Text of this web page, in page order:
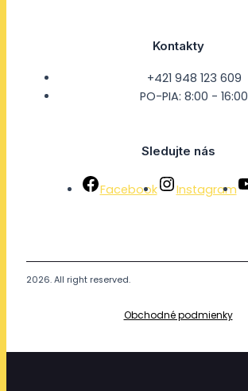
Kontakty
+421 948 123 609
PO-PIA: 8:00 - 16:00
Sledujte nás
Facebook Instagram
2026. All right reserved.
Obchodné podmienky